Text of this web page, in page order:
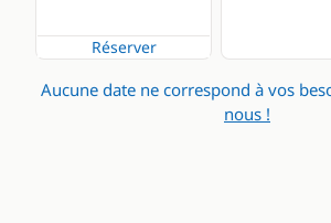
Réserver
Aucune date ne correspond à vos
nous !